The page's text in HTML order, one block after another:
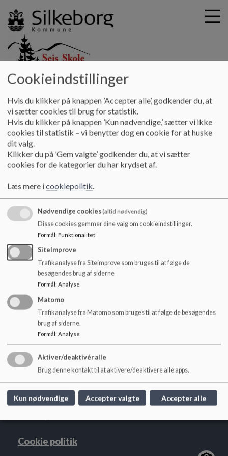
n
Sejs Skole
Skolebestyrelsen Kontaktpersoner
Kontaktpersoner
Kontaktpersoner på de enkelte årgange.
1. årgang: Christine Hornshøj Sørensen
2. årgang: Peter Damgaard Lunde
3. årgang: Claus Christensen
4. årgang: Stine Odgaard Ranum
5. årgang: Claus Christensen
6. årgang: Jesper Hilligsøe Paulsen
7. årgang: Carsten Bjerre
8. årgang: Pia Stubman Kristensen
9. årgang: Therese Aalborg Grupe
Sejs Skole
Tyttebærvej 1
sejs.skole@silkeborg.dk
+45 8970 2170
EAN NR. 5798005635567
Tilgængelighedserklæring
Cookie politik
Cookieindstillinger
Hvis du klikker på knappen ’Accepter alle’, godkender du, at
vi sætter cookies til brug for statistik.
Hvis du klikker på knappen ’Kun nødvendige,’ sætter vi ikke
cookies til statistik – vi benytter dog en cookie for at huske
dit valg.
Klikker du på ’Gem valgte’ godkender du, at vi sætter
cookies for de kategorier du har krydset af.
Læs mere icookiepolitik.
Nødvendige cookies(altid nødvendig)
Disse cookies gemmer dine valg om cookieindstillinger.
Formål: Funktionalitet
SiteImprove
Trafikanalyse fra Siteimprove som bruges til at følge de
besøgendes brug af siderne
Formål : Analyse
Matomo
Trafikanalyse fra Matomo som bruges til at følge de besøgendes
brug af siderne.
Formål: Analyse
Aktiver/deaktivér alle
Brug denne kontakt til at aktivere/deaktivere alle apps.
Kun nødvendige Accepter valgte Accepter alle